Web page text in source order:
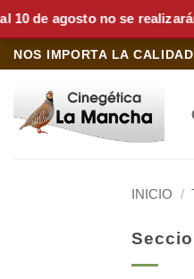
de agosto no se
Saltar
contenido
NOS IMPORTA LA
INICIO /